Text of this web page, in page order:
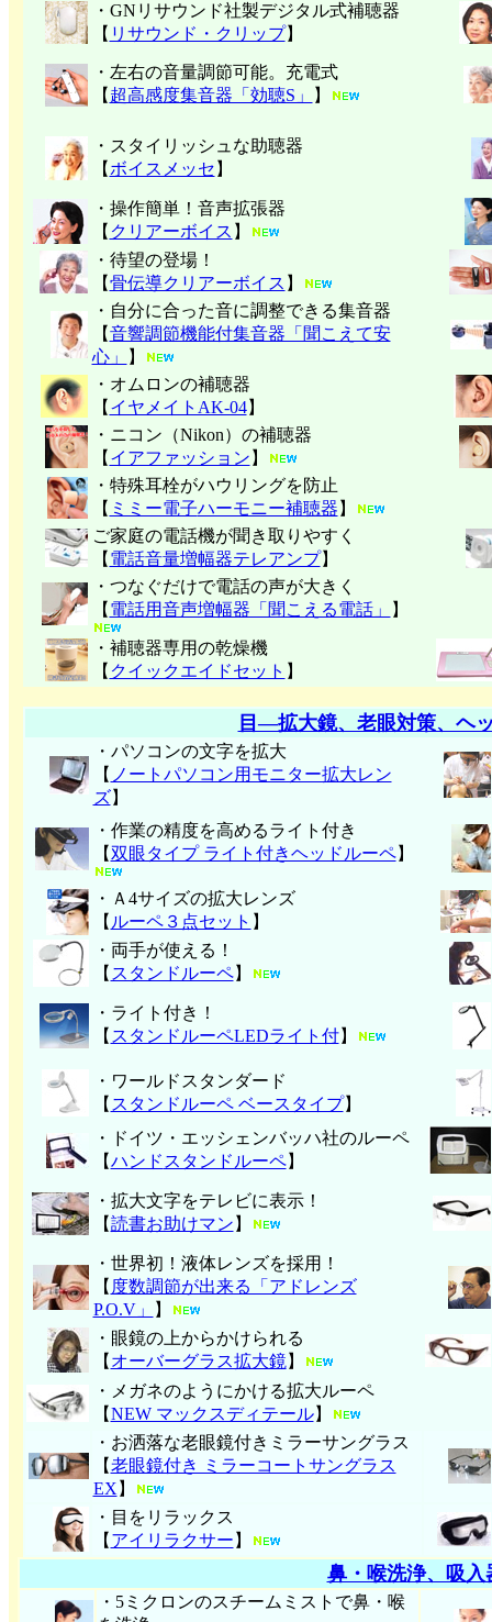
・GNリサウンド社製デジタル式補聴器
【 リサウンド・クリップ】
・左右の音量調節可能。充電式
【 超高感度集音器「効聴S」 】
・スタイリッシュな助聴器
【 ボイスメッセ 】
・操作簡単！音声拡張器
【 クリアーボイス 】
・待望の登場！
【骨伝導クリアーボイス 】
・自分に合った音に調整できる集音器
【音響調節機能付集音器「聞こえて安
心」
】
・オムロンの補聴器
【 イヤメイトAK-04】
・ニコン（Nikon）の補聴器
【 イアファッション 】
・特殊耳栓がハウリングを防止
【 ミミー電子ハーモニー補聴器 】
ご家庭の電話機が聞き取りやすく
【 電話音量増幅器テレアンプ】
・つなぐだけで電話の声が大きく
【 電話用音声増幅器「聞こえる電話」 】
・補聴器専用の乾燥機
【 クイックエイドセット 】
目―拡大鏡、老眼対策、ヘ
・パソコンの文字を拡大
【 ノートパソコン用モニター拡大レン
ズ】
・作業の精度を高めるライト付き
【双眼タイプ ライト付きヘッドルーペ】
・Ａ4サイズの拡大レンズ
【 ルーペ３点セット 】
・両手が使える！
【 スタンドルーペ】
・ライト付き！
【 スタンドルーペLEDライト付】
・ワールドスタンダード
【 スタンドルーペ ベースタイプ】
・ドイツ・エッシェンバッハ社のルーペ
【ハンド スタンドルーペ】
・拡大文字をテレビに表示！
【読書お助けマン 】
・世界初！液体レンズを採用！
【 度数調節が出来る「アドレンズ
P.O.V」
】
・眼鏡の上からかけられる
【 オーバーグラス拡大鏡】
・メガネのようにかける拡大ルーペ
【NEW マックスディテール】
・お洒落な老眼鏡付きミラーサングラス
【老眼鏡付き ミラーコートサングラス
EX 】
・目をリラックス
【 アイリラクサー 】
鼻・喉洗浄、吸入
・5ミクロンのスチームミストで鼻・喉